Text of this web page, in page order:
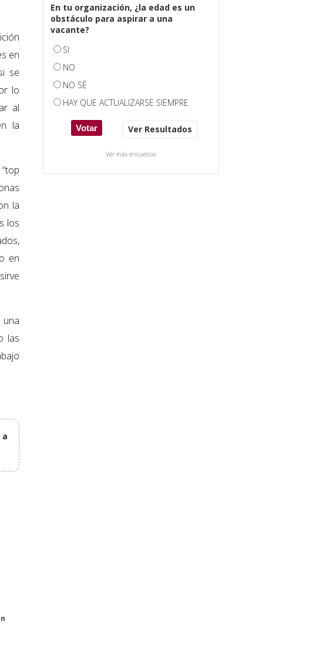
en
se
lo
al
la
la
los
en
una
las
a
En tu organización, ¿la edad es un
obstáculo para aspirar a una
vacante?
SI
NO
NO SÉ
HAY QUE ACTUALIZARSE SIEMPRE
Ver Resultados
Ver más encuestas